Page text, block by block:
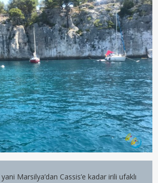
Marsilya’dan Cassis’e kadar irili ufaklı